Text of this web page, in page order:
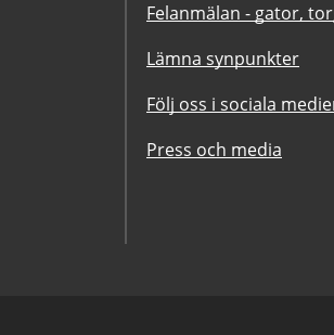
Felanmälan - gator,
Lämna synpunkter
Följ oss i sociala
Press och media